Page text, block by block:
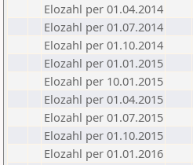
Elozahl per 01.04.2014
Elozahl per 01.07.2014
Elozahl per 01.10.2014
Elozahl per 01.01.2015
Elozahl per 10.01.2015
Elozahl per 01.04.2015
Elozahl per 01.07.2015
Elozahl per 01.10.2015
Elozahl per 01.01.2016